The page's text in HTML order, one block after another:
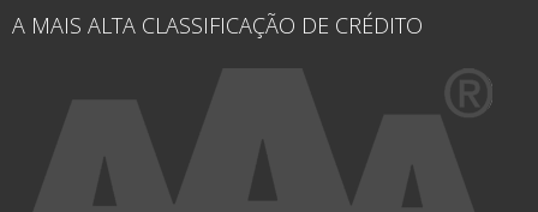
A MAIS ALTA CLASSIFICAÇÃO DE CRÉDITO